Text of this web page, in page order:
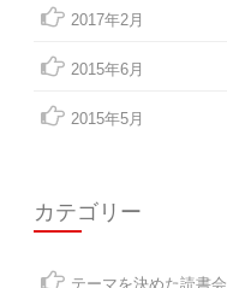
2017年2月
2015年6月
2015年5月
カテゴリー
テーマを決めた読書会